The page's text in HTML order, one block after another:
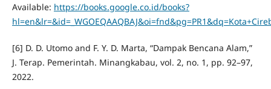
Available: https://books.google.co.id/books?
[6] D. D. Utomo and F. Y. D. Marta, “Dampak Bencana Alam,”
J. Terap. Pemerintah. Minangkabau, vol. 2, no. 1, pp. 92–97,
2022.